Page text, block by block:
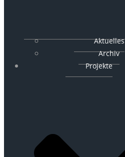
Aktuelles
Archiv
Projekte